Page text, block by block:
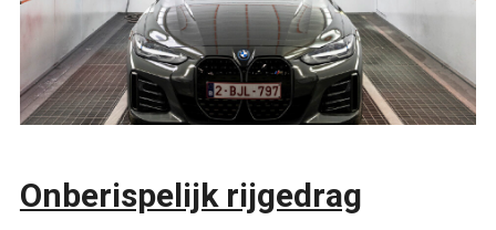
Onberispelijk rijgedrag